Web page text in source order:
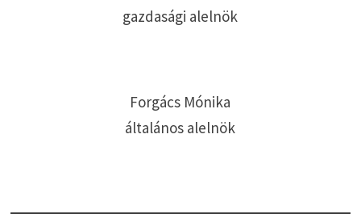
gazdasági alelnök
Forgács Mónika
általános alelnök